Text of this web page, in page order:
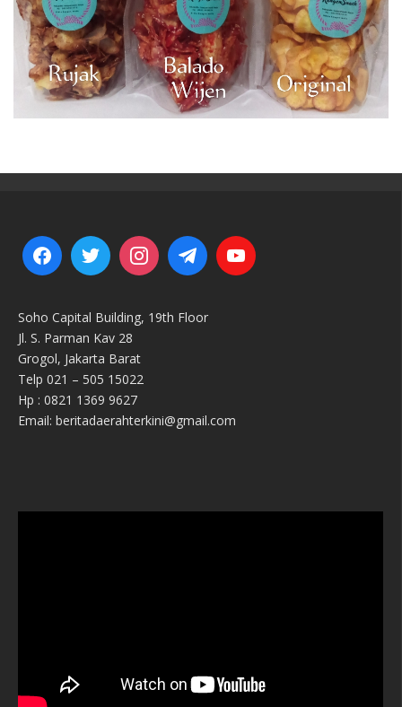
Soho Capital Building, 19th Floor
Jl. S. Parman Kav 28
Grogol, Jakarta Barat
Telp 021 – 505 15022
Hp : 0821 1369 9627
Email: beritadaerahterkini@gmail.com